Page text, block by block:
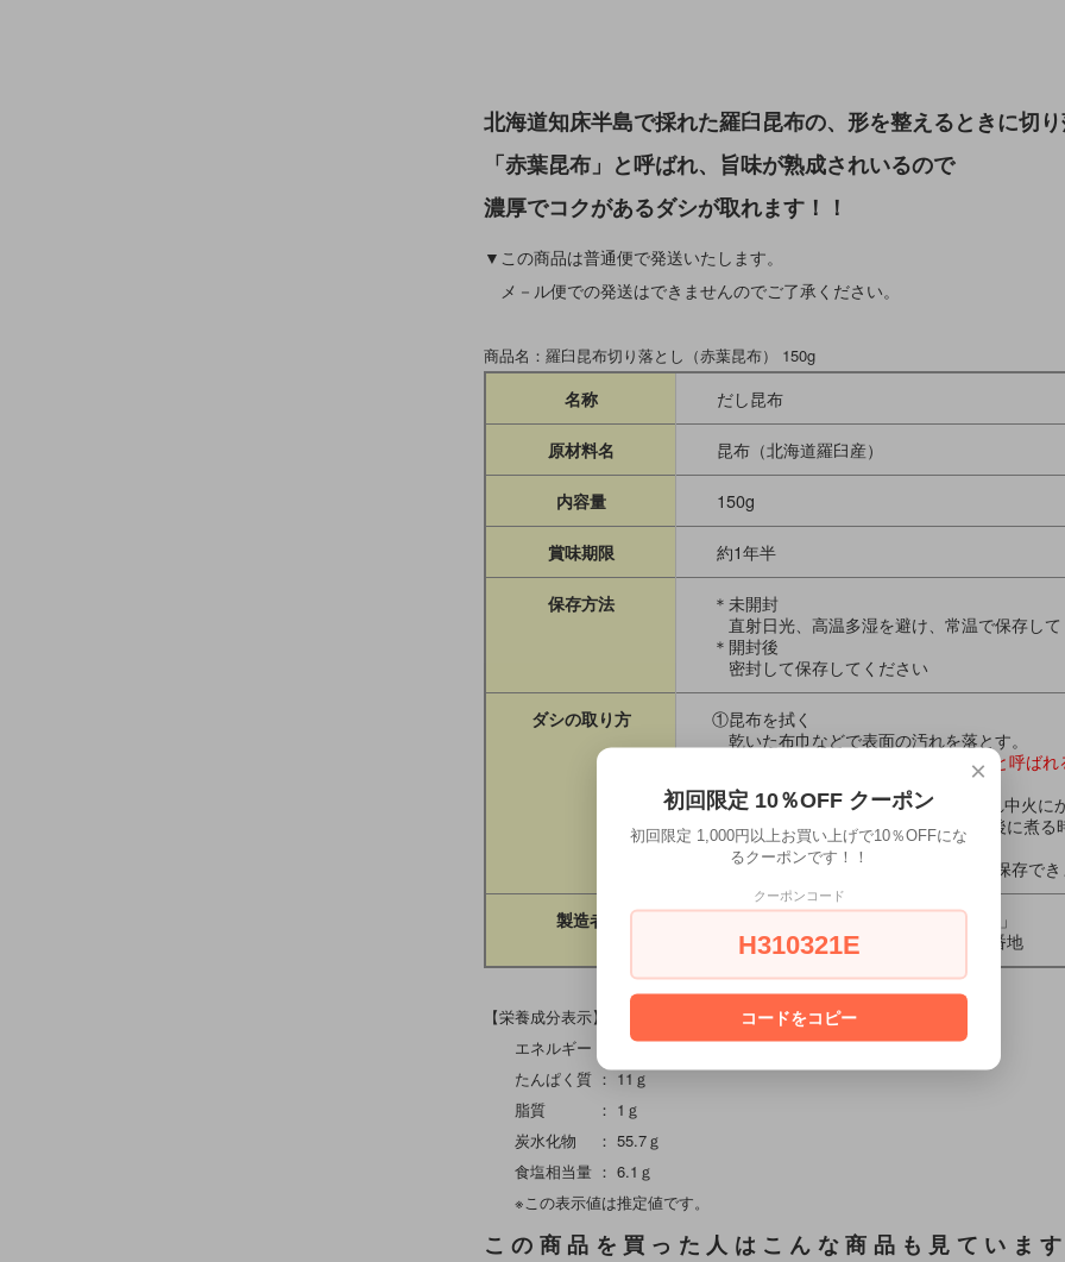
北海道知床半島で採れた羅臼昆布の、形を整えるときに切
「赤葉昆布」と呼ばれ、旨味が熟成されいるので
濃厚でコクがあるダシが取れます！！
▼この商品は普通便で発送いたします。
メ－ル便での発送はできませんのでご了承ください。
商品名：羅臼昆布切り落とし（赤葉昆布） 150g
名称 だし昆布
原材料名 昆布（北海道羅臼産）
内容量 150g
賞味期限 約1年半
保存方法
＊未開封
直射日光、高温多湿を避け、常温で保存して
＊開封後
密封して保存してください
ダシの取り方
①昆布を拭く
乾いた布巾などで表面の汚れを落とす。
※ 昆布表面の白い粉は「マンニット』と呼ば
水１ℓに対し昆布10ｇ程度を鍋に入れ中火に
水に入れて約30分～1時間付け置き後に煮る
③ダシの保存
とったダシを密封容器に移し冷蔵で保存でき
製造者
羅臼漁業協同組合 直営店「海鮮工房」
北海道目梨郡羅臼町本町361番地
【栄養成分表示】（100ｇあたり）
エネルギー ： 138 kcal
たんぱく質 ： 11ｇ
脂質 ： 1ｇ
炭水化物 ： 55.7ｇ
食塩相当量 ： 6.1ｇ
※この表示値は推定値です。
この商品を買った人はこんな商品も見ていま
×
初回限定 10％OFF クーポン
初回限定 1,000円以上お買い上げで10％OFFにな
るクーポンです！！
クーポンコード
H310321E
コードをコピー